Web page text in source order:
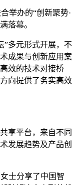
举办的“创新聚势·
落幕。
”多元形式开展，不
成果与创新应用案
效的技术对接桥
向提供了务实高效
享平台，来自不同
发展趋势及产品创
士分享了中国智